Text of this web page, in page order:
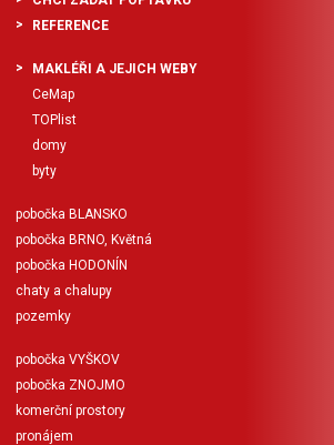
REFERENCE
MAKLÉŘI A JEJICH WEBY
CeMap
TOPlist
domy
byty
pobočka BLANSKO
pobočka BRNO, Květná
pobočka HODONÍN
chaty a chalupy
pozemky
pobočka VYŠKOV
pobočka ZNOJMO
komerční prostory
pronájem